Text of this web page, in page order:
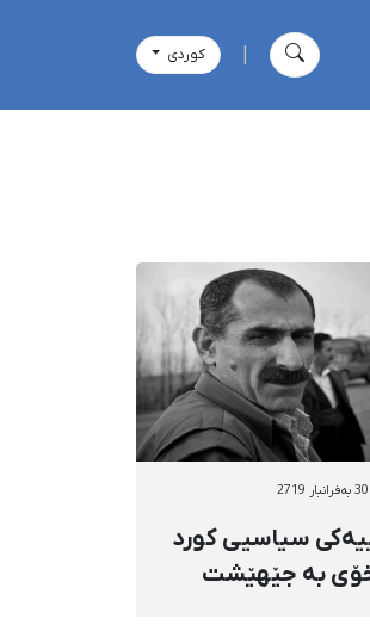
كوردی
سیاسیی کورد
بە جێهێشت